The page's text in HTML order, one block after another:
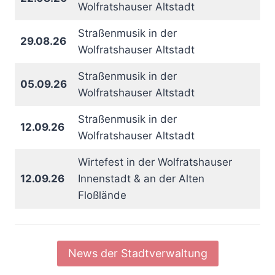
Wolfratshauser Altstadt
29.08.26
Straßenmusik in der
Wolfratshauser Altstadt
05.09.26
Straßenmusik in der
Wolfratshauser Altstadt
12.09.26
Straßenmusik in der
Wolfratshauser Altstadt
12.09.26
Wirtefest in der Wolfratshauser
Innenstadt & an der Alten
Floßlände
News der Stadtverwaltung